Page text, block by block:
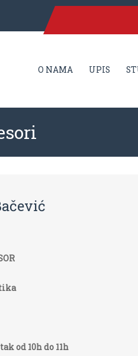
O NAMA UPIS
od 10h do 11h